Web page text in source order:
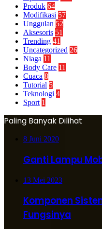
Produk 64
Modifikasi 57
Unggulan 52
Aksesoris 51
Trending 41
Uncategorized 26
Niaga 11
Body Care 11
Cuaca 8
Tutorial 5
Teknologi 4
Sport 1
Paling Banyak Dilihat
8 Juni 2020
Ganti Lampu
13 Mei 2023
Komponen
Fungsinya